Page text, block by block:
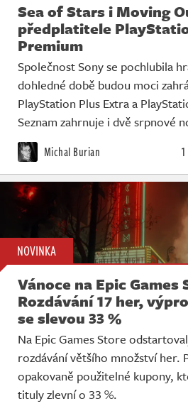
Sea of ​​​​Stars i Moving
předplatitele
Premium
Společnost Sony se pochlubila
dohledné době budou moci
PlayStation Plus Extra a
Seznam zahrnuje i dvě srpnové
Michal Burian
NOVINKA
Vánoce na Epic Games
Rozdávání 17 her,
se slevou 33 %
Na Epic Games Store
rozdávání většího množství her.
opakovaně použitelné kupony,
tituly zlevní o 33 %.